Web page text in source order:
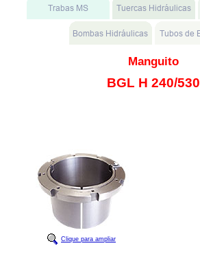
Manguito
BGL H 240/530
Clique para ampliar